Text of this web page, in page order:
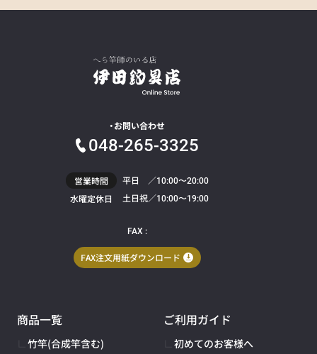
お問い合わせ
048-265-3325
営業時間 平日 ／10:00〜20:00
水曜定休日 土日祝／10:00〜19:00
FAX :
FAX注文用紙ダウンロード
商品一覧
竹竿(合成竿含む)
ご利用ガイド
初めてのお客様へ